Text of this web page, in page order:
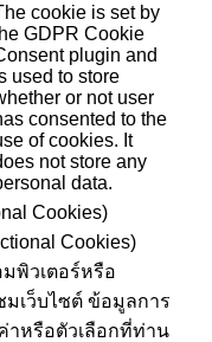
cookie is set by
GDPR Cookie
plugin and
used to store
or not user
consented to the
of cookies. It
not store any
data.
Cookies)
Cookies)
พิวเตอร์หรือ
เว็บไซต์ ข้อมูลการ
าหรือตัวเลือกที่ท่าน